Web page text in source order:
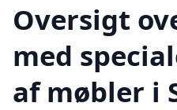
Oversigt
med
af møbler i